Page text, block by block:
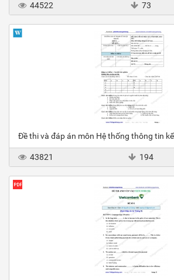
44522 73
Đề thi và đáp án môn Hệ thống thông tin
43821 194